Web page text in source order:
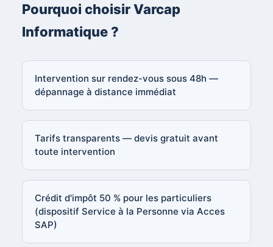
Pourquoi choisir Varcap
Informatique ?
Intervention sur rendez-vous sous 48h —
dépannage à distance immédiat
Tarifs transparents — devis gratuit avant
toute intervention
Crédit d'impôt 50 % pour les particuliers
(dispositif Service à la Personne via Acces
SAP)